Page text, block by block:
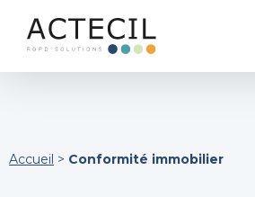
Accueil > Conformité immobilier